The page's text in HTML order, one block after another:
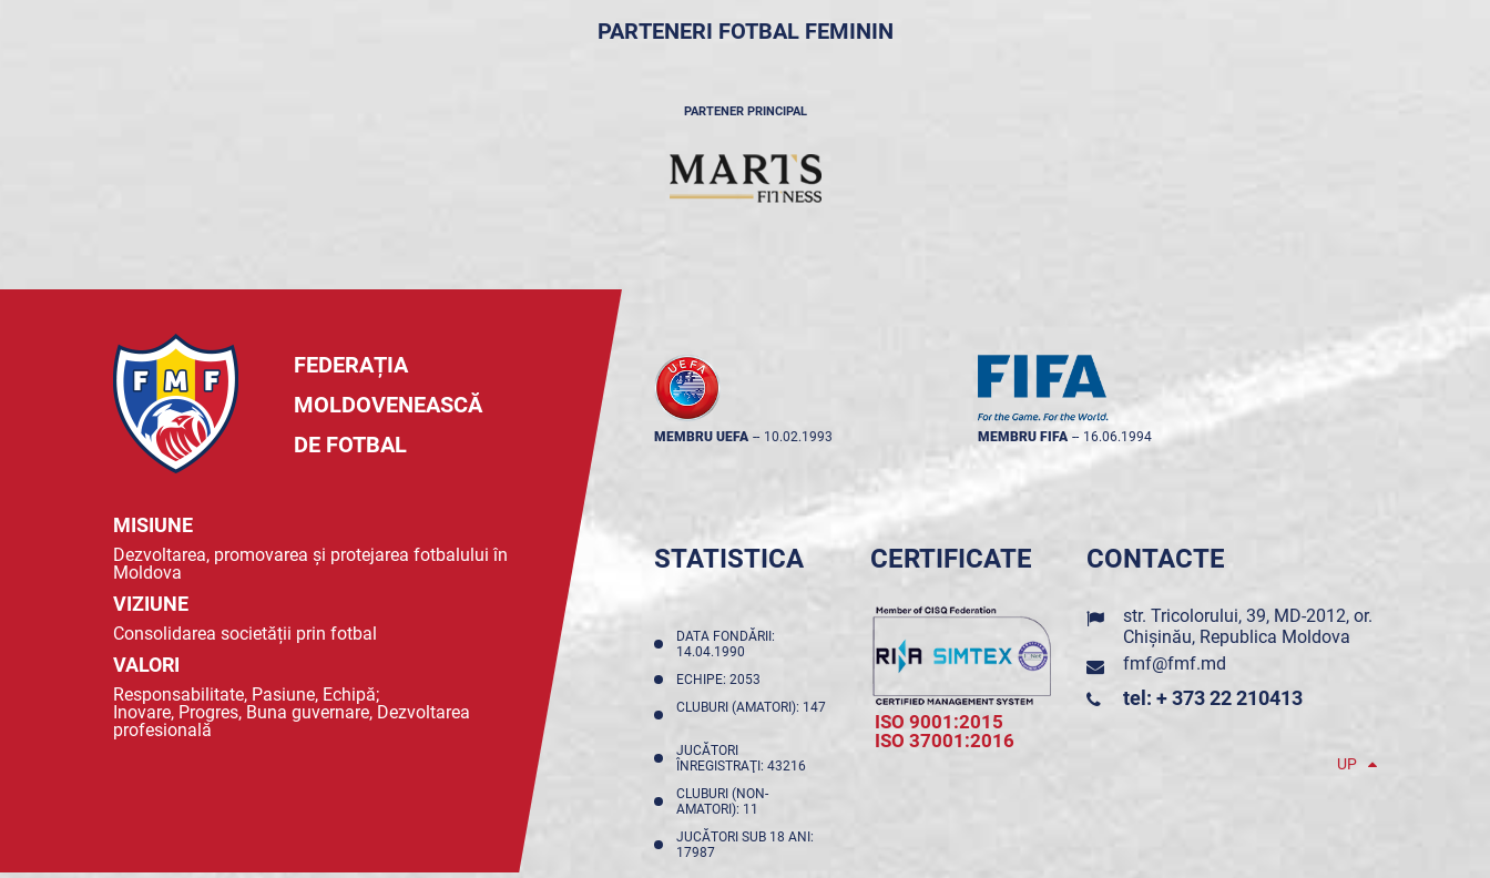
PARTENERI FOTBAL FEMININ
PARTENER PRINCIPAL
FEDERAȚIA
MOLDOVENEASCĂ
DE FOTBAL
MISIUNE
Dezvoltarea, promovarea și protejarea fotbalului în
Moldova
VIZIUNE
Consolidarea societății prin fotbal
VALORI
Responsabilitate, Pasiune, Echipă;
Inovare, Progres, Buna guvernare, Dezvoltarea
profesională
MEMBRU UEFA -- 10.02.1993 MEMBRU FIFA -- 16.06.1994
STATISTICA
DATA FONDĂRII:
14.04.1990
ECHIPE: 2053
CLUBURI (AMATORI): 147
JUCĂTORI
ÎNREGISTRAŢI: 43216
CLUBURI (NON-
AMATORI): 11
JUCĂTORI SUB 18 ANI:
17987
CERTIFICATE
ISO 9001:2015
ISO 37001:2016
CONTACTE
str. Tricolorului, 39, MD-2012, or.
Chișinău, Republica Moldova
fmf@fmf.md
tel: + 373 22 210413
UP